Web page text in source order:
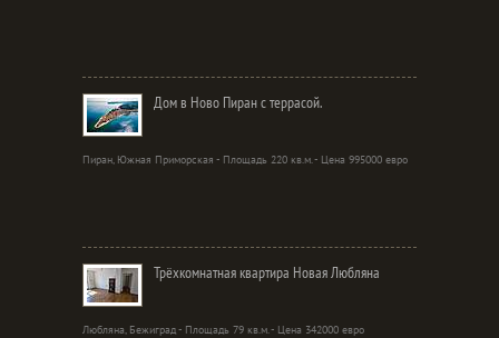
Дом в Ново Пиран с террасой.
Пиран, Южная Приморская - Площадь 220 кв.м. - Цена 995000 евро
Трёхкомнатная квартира Новая Любляна
Любляна, Бежиград - Площадь 79 кв.м. - Цена 342000 евро